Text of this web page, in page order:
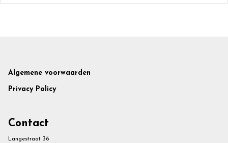
Footer
Algemene voorwaarden
Privacy Policy
Contact
Langestraat 36